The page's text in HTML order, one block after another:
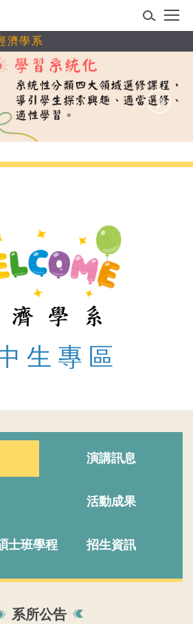
濟學系
生 專 區
演講訊息
活動成果
士班學程 招生資訊
系所公告